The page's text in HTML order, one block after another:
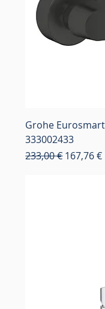
Grohe
333002433
Κανονική τιμή
233,00 € Τιμή
167,76 €